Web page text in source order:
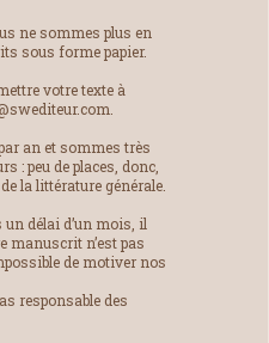
ne sommes plus en
sous forme papier.
votre texte à
an et sommes très
: peu de places, donc,
la littérature générale.
délai d’un mois, il
manuscrit n’est pas
de motiver nos
responsable des